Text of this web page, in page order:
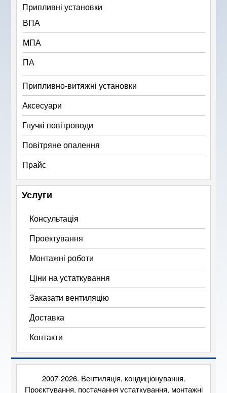
Припливні установки
ВПА
МПА
ПА
Припливно-витяжні установки
Аксесуари
Гнучкі повітроводи
Повітряне опалення
Прайс
Услуги
Консультація
Проектування
Монтажні роботи
Ціни на устаткування
Заказати вентиляцію
Доставка
Контакти
2007-2026. Вентиляція, кондиціонування.
Проєктування, постачання устаткування, монтажні